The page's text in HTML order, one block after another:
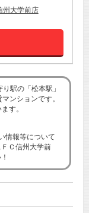
州大学前店
駅の「松本駅」
ンションです。
す。
情報等について
Ｃ信州大学前